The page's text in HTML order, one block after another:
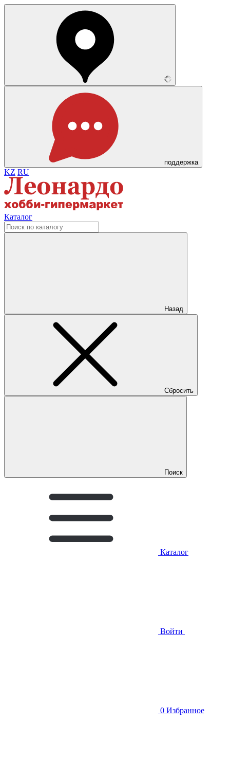
поддержка
KZ RU
Каталог
Назад
Сбросить
Поиск
Каталог
Войти
0 Избранное